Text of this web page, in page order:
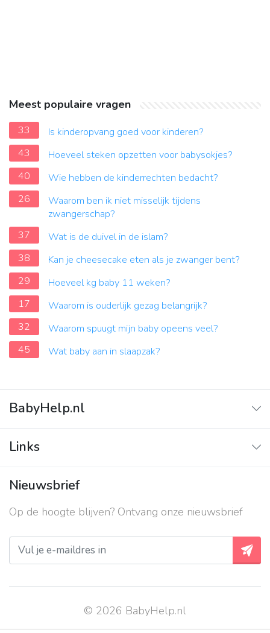
Meest populaire vragen
33
Is kinderopvang goed voor kinderen?
43
Hoeveel steken opzetten voor babysokjes?
40
Wie hebben de kinderrechten bedacht?
26
Waarom ben ik niet misselijk tijdens
zwangerschap?
37
Wat is de duivel in de islam?
38
Kan je cheesecake eten als je zwanger bent?
29
Hoeveel kg baby 11 weken?
17
Waarom is ouderlijk gezag belangrijk?
32
Waarom spuugt mijn baby opeens veel?
45
Wat baby aan in slaapzak?
BabyHelp.nl
Vraag & Antwoord
Links
Contact
Over ons
Privacy beleid
Nieuwsbrief
Op de hoogte blijven? Ontvang onze nieuwsbrief
© 2026 BabyHelp.nl